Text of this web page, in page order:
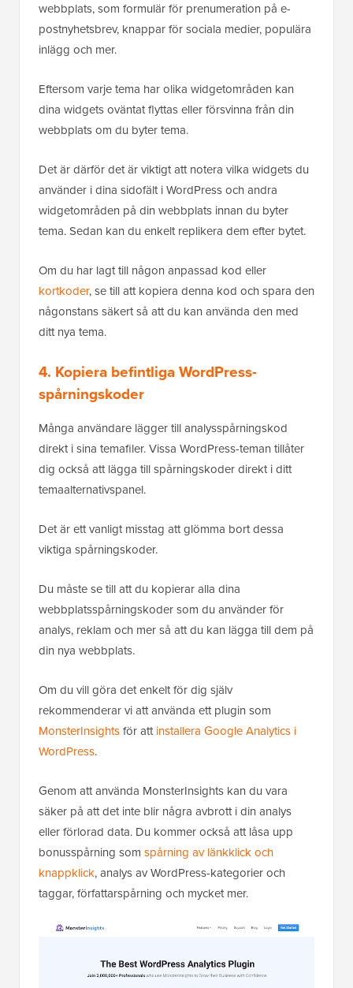
webbplats, som formulär för prenumeration på e-
postnyhetsbrev, knappar för sociala medier, populära
inlägg och mer.
Eftersom varje tema har olika widgetområden kan
dina widgets oväntat flyttas eller försvinna från din
webbplats om du byter tema.
Det är därför det är viktigt att notera vilka widgets du
använder i dina sidofält i WordPress och andra
widgetområden på din webbplats innan du byter
tema. Sedan kan du enkelt replikera dem efter bytet.
Om du har lagt till någon anpassad kod eller
kortkoder, se till att kopiera denna kod och spara den
någonstans säkert så att du kan använda den med
ditt nya tema.
4. Kopiera befintliga WordPress-
spårningskoder
Många användare lägger till analysspårningskod
direkt i sina temafiler. Vissa WordPress-teman tillåter
dig också att lägga till spårningskoder direkt i ditt
temaalternativspanel.
Det är ett vanligt misstag att glömma bort dessa
viktiga spårningskoder.
Du måste se till att du kopierar alla dina
webbplatsspårningskoder som du använder för
analys, reklam och mer så att du kan lägga till dem på
din nya webbplats.
Om du vill göra det enkelt för dig själv
rekommenderar vi att använda ett plugin som
MonsterInsightsför attinstallera Google Analytics i
WordPress.
Genom att använda MonsterInsights kan du vara
säker på att det inte blir några avbrott i din analys
eller förlorad data. Du kommer också att låsa upp
bonusspårning som spårning av länkklick och
knappklick, analys av WordPress-kategorier och
taggar, författarspårning och mycket mer.